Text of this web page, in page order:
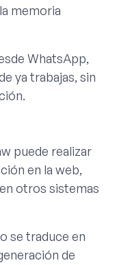
memoria
WhatsApp,
ya trabajas, sin
puede realizar
en la web,
otros sistemas
se traduce en
de